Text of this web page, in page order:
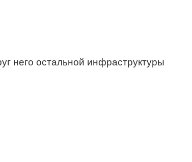
него остальной инфраструктуры